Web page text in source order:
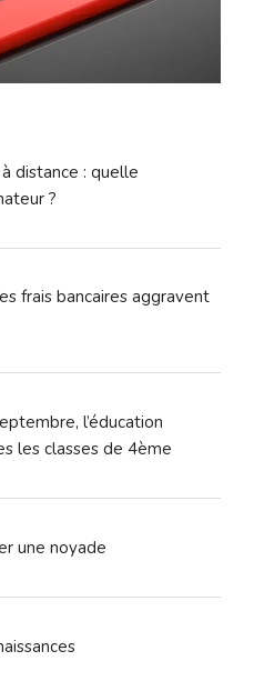
distance : quelle
?
frais bancaires aggravent
l’éducation
les classes de 4ème
une noyade